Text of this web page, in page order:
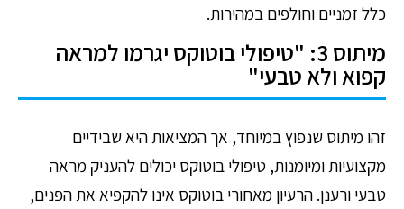
כלל זמניים וחולפים במהירות.
מיתוס 3: "טיפולי בוטוקס יגרמו למראה
קפוא ולא טבעי"
זהו מיתוס שנפוץ במיוחד, אך המציאות היא שבידיים
מקצועיות ומיומנות, טיפולי בוטוקס יכולים להעניק מראה
טבעי ורענן. הרעיון מאחורי בוטוקס אינו להקפיא את הפנים,